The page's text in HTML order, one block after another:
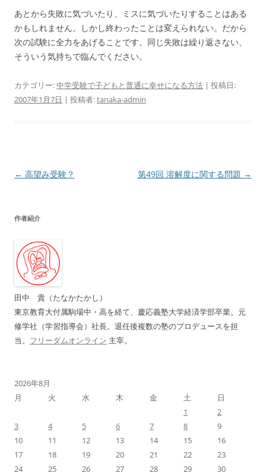
あとから失敗に気づいたり、ミスに気づいたりすることはある
かもしれません。しかし終わったことは変えられない。だから
次の試験に全力をあげることです。同じ失敗は繰り返さない、
そういう気持ちで臨んでください。
カテゴリー:中学受験で子どもと普通に幸せになる方法 | 投稿日:
2007年1月7日 | 投稿者:tanaka-admin
投
ビ
ー
シ
ョ
ン
← 高望み受験？ 第49回 溶解度に関する問題 →
作者紹介
田中 貴（たなかたかし）
東京教育大付属駒場中・高を経て、慶応義塾大学経済学部卒業。元
修学社（学習指導会）社長。退任後複数の塾のプロデュースを担
当。 フリーダムオンライン 主宰。
2026年8月
月
火 水 木 金 土
日
1
2
3
4 5 6 7 8
9
10
11 12 13 14 15
16
17
18 19 20 21 22
23
24
25 26 27 28 29 30